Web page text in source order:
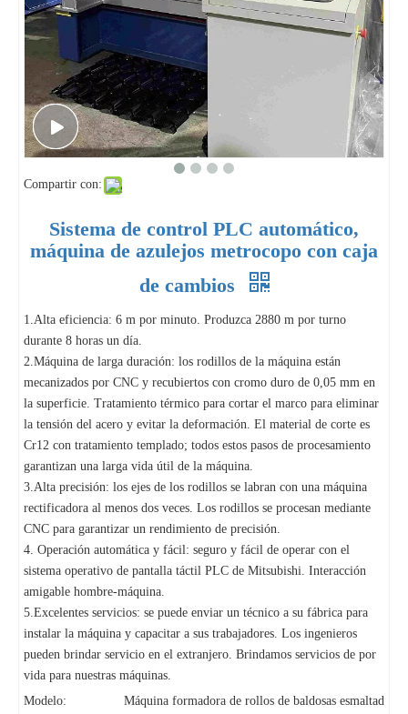
Compartir con:
Sistema de control PLC automático,
máquina de azulejos metrocopo con caja
de cambios
1.Alta eficiencia: 6 m por minuto. Produzca 2880 m por turno
durante 8 horas un día.
2.Máquina de larga duración: los rodillos de la máquina están
mecanizados por CNC y recubiertos con cromo duro de 0,05 mm en
la superficie. Tratamiento térmico para cortar el marco para eliminar
la tensión del acero y evitar la deformación. El material de corte es
Cr12 con tratamiento templado; todos estos pasos de procesamiento
garantizan una larga vida útil de la máquina.
3.Alta precisión: los ejes de los rodillos se labran con una máquina
rectificadora al menos dos veces. Los rodillos se procesan mediante
CNC para garantizar un rendimiento de precisión.
4. Operación automática y fácil: seguro y fácil de operar con el
sistema operativo de pantalla táctil PLC de Mitsubishi. Interacción
amigable hombre-máquina.
5.Excelentes servicios: se puede enviar un técnico a su fábrica para
instalar la máquina y capacitar a sus trabajadores. Los ingenieros
pueden brindar servicio en el extranjero. Brindamos servicios de por
vida para nuestras máquinas.
Modelo:
Máquina formadora de rollos de baldosas esmaltad